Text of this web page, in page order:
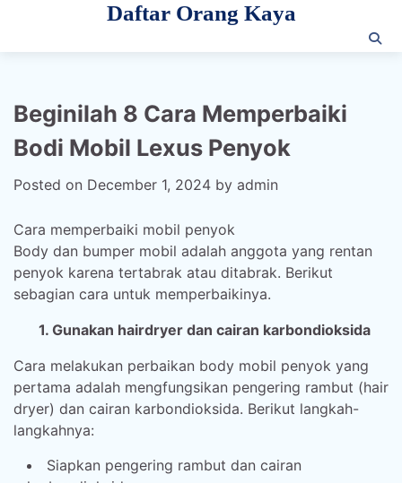
content
Daftar Orang Kaya
Beginilah 8 Cara Memperbaiki
Bodi Mobil Lexus Penyok
Posted on December 1, 2024 by admin
Cara memperbaiki mobil penyok
Body dan bumper mobil adalah anggota yang rentan
penyok karena tertabrak atau ditabrak. Berikut
sebagian cara untuk memperbaikinya.
1. Gunakan hairdryer dan cairan karbondioksida
Cara melakukan perbaikan body mobil penyok yang
pertama adalah mengfungsikan pengering rambut (hair
dryer) dan cairan karbondioksida. Berikut langkah-
langkahnya:
Siapkan pengering rambut dan cairan